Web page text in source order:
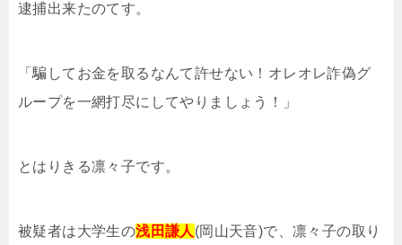
逮捕出来たのてす。
「騙してお金を取るなんて許せない！オレオレ詐偽グ
ループを一網打尽にしてやりましょう！」
とはりきる凛々子です。
被疑者は大学生の浅田謙人 (岡山天音)で、凛々子の取り